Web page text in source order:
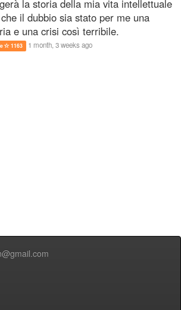
la storia della mia vita intellettuale
il dubbio sia stato per me una
e una crisi così terribile.
1163 1 month, 3 weeks ago